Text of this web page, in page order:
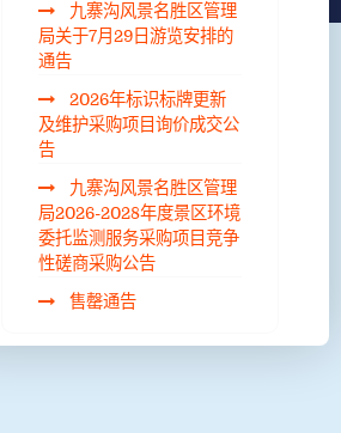
九寨沟风景名胜区管理
局关于7月29日游览安排的
通告
2026年标识标牌更新
及维护采购项目询价成交公
告
九寨沟风景名胜区管理
局2026-2028年度景区环境
委托监测服务采购项目竞争
性磋商采购公告
售罄通告